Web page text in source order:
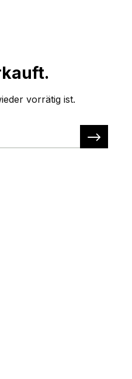
vorrätig ist.